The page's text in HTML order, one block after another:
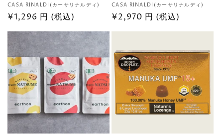
販
売
CASA RINALDI(カーサリナルディ)
通
常
価
格
¥1,296 円 (税込)
販
売
CASA RINALDI(カーサリナルディ)
通
常
格
¥2,970 円 (税込)